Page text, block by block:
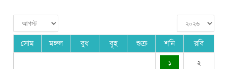
সোম মঙ্গল বুধ বৃহ শুক্র শনি রবি
১ ২